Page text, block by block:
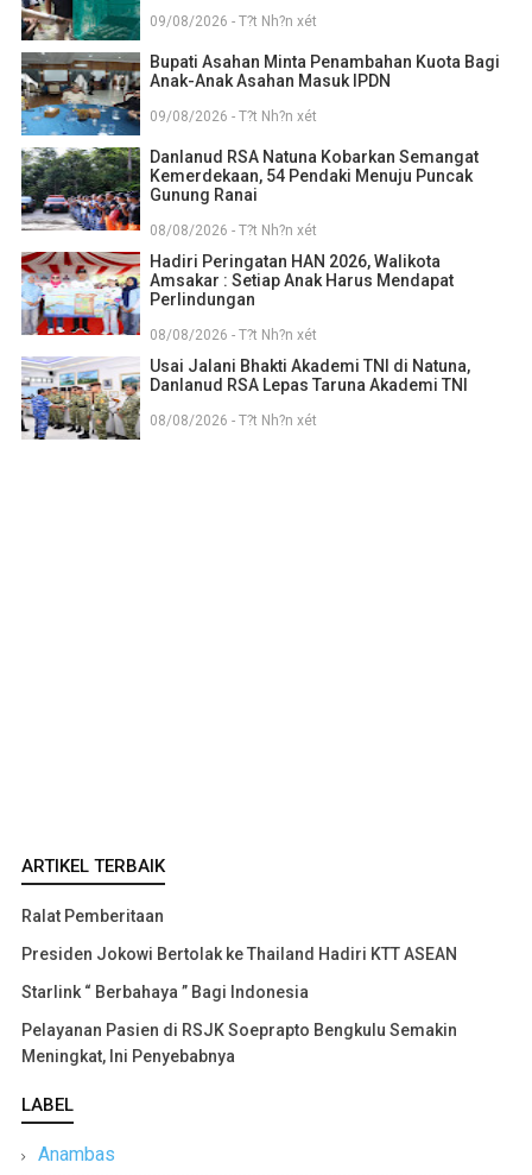
09/08/2026 - T?t Nh?n xét
Bupati Asahan Minta Penambahan Kuota Bagi
Anak-Anak Asahan Masuk IPDN
09/08/2026 - T?t Nh?n xét
Danlanud RSA Natuna Kobarkan Semangat
Kemerdekaan, 54 Pendaki Menuju Puncak
Gunung Ranai
08/08/2026 - T?t Nh?n xét
Hadiri Peringatan HAN 2026, Walikota
Amsakar : Setiap Anak Harus Mendapat
Perlindungan
08/08/2026 - T?t Nh?n xét
Usai Jalani Bhakti Akademi TNI di Natuna,
Danlanud RSA Lepas Taruna Akademi TNI
08/08/2026 - T?t Nh?n xét
ARTIKEL TERBAIK
Ralat Pemberitaan
Presiden Jokowi Bertolak ke Thailand Hadiri KTT ASEAN
Starlink “ Berbahaya ” Bagi Indonesia
Pelayanan Pasien di RSJK Soeprapto Bengkulu Semakin
Meningkat, Ini Penyebabnya
LABEL
Anambas